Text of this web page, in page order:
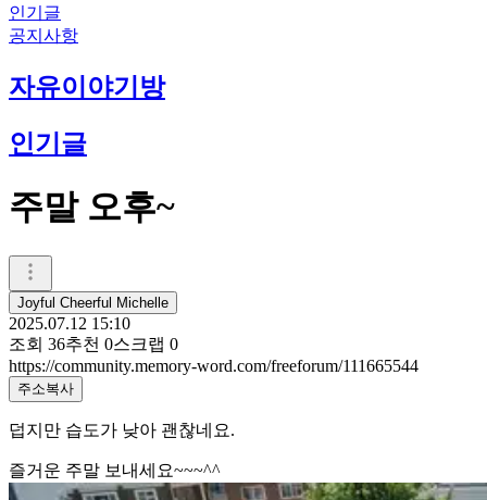
인기글
공지사항
자유이야기방
인기글
주말 오후~
Joyful Cheerful Michelle
2025.07.12 15:10
조회 36추천 0스크랩 0
https://community.memory-word.com/freeforum/111665544
주소복사
덥지만 습도가 낮아 괜찮네요.
즐거운 주말 보내세요~~~^^